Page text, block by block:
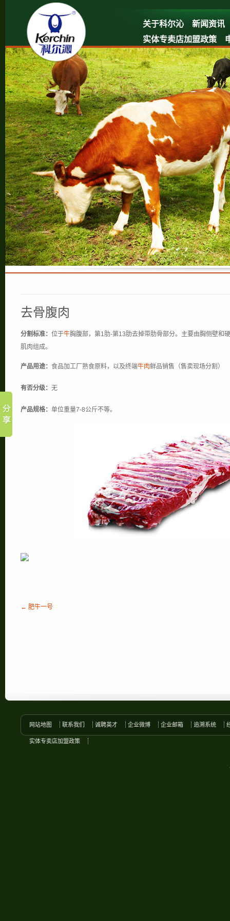
关于科尔沁
新闻资讯
实体专卖店加盟政策
去骨腹肉
分割标准： 位于牛胸腹部，第1肋-第13肋去掉带肋骨部分。主要由胸侧壁和
肌肉组成。
产品用途： 食品加工厂熟食原料，以及终端牛肉鲜品销售（售卖现场分割）
有否分级： 无
产品规格： 单位重量7-8公斤不等。
← 肥牛一号
网站地图 联系我们 诚聘英才 企业微博 企业邮箱 追溯系统
实体专卖店加盟政策